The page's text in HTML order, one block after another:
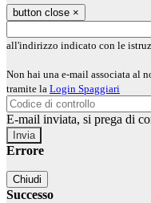
button close ×
all'indirizzo indicato con le
Non hai una e-mail associata al
tramite la Login Spaggiari
E-mail inviata, si prega di
Errore
Chiudi
Successo